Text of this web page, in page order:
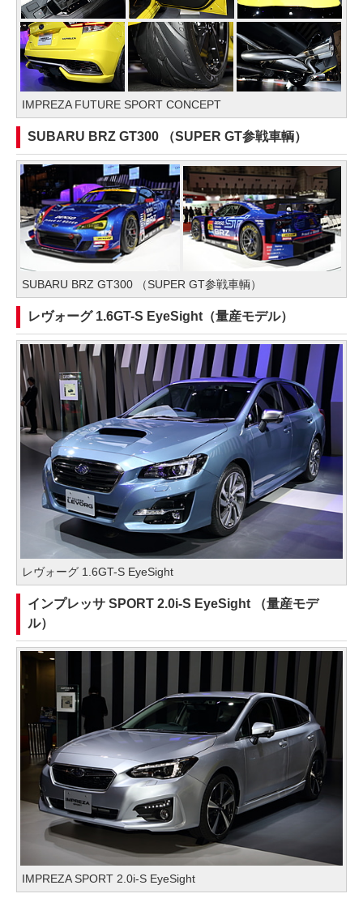
IMPREZA FUTURE SPORT CONCEPT
SUBARU BRZ GT300 （SUPER GT参戦車輌）
SUBARU BRZ GT300 （SUPER GT参戦車輌）
レヴォーグ 1.6GT-S EyeSight（量産モデル）
レヴォーグ 1.6GT-S EyeSight
インプレッサ SPORT 2.0i-S EyeSight （量産モデ
ル）
IMPREZA SPORT 2.0i-S EyeSight